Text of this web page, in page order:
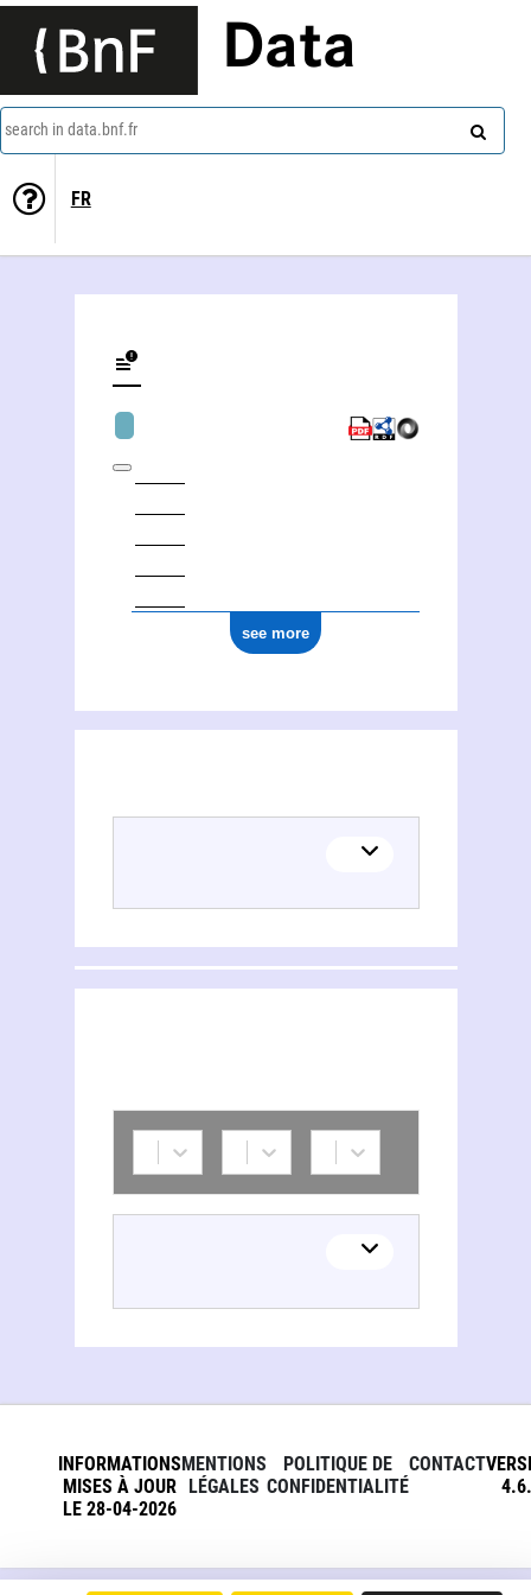
Data
search in data.bnf.fr
FR
see more
INFORMATIONS
MISES À JOUR
LE 28-04-2026
MENTIONS
LÉGALES
POLITIQUE DE
CONFIDENTIALITÉ
CONTACT